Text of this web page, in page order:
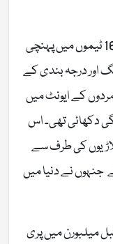
یہ پہلا موقع ہے کہ مراکش کی ٹیم بیسٹ 16 ٹیموں میں پہنچی
درجہ بندی کے
کے ایونٹ میں
دکھائی تھی۔ اس
کی طرف سے
جنہوں نے دنیا میں
میلبورن میں پری